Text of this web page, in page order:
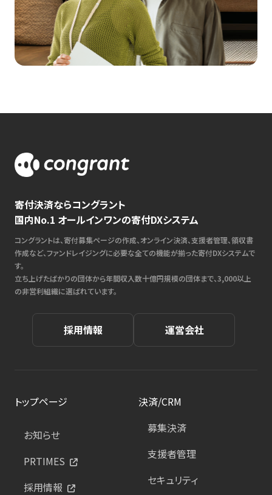
寄付決済ならコングラント
国内No.1 オールインワンの寄付DXシステム
コングラントは、寄付募集ページの作成、オンライン決済、支援者管理、領収書
作成など、ファンドレイジングに必要な全ての機能が揃った寄付DXシステムで
す。
立ち上げたばかりの団体から年間収入数十億円規模の団体まで、3,000以上
の非営利組織に選ばれています。
採用情報 運営会社
トップページ
お知らせ
PRTIMES
採用情報
決済/CRM
募集決済
支援者管理
セキュリティ